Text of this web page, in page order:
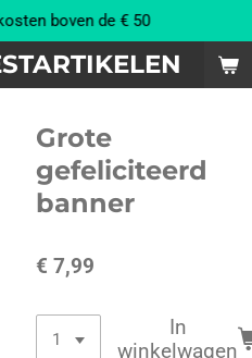
boven de € 50
Grote
gefeliciteerd
banner
€ 7,99
In
winkelwagen